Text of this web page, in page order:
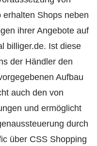
Shops neben
ihrer Angebote auf
billiger.de. Ist diese
der Händler den
Aufbau
auch den von
und ermöglicht
durch
über CSS Shopping